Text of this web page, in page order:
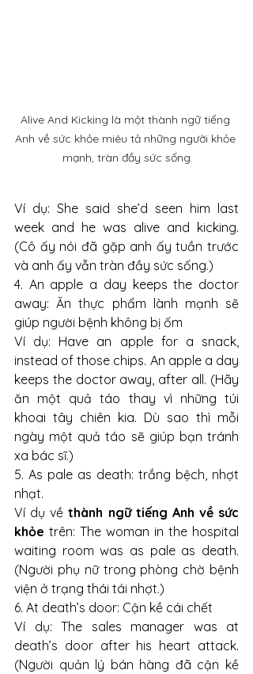
Alive And Kicking là một thành ngữ tiếng
Anh về sức khỏe miêu tả những người khỏe
mạnh, tràn đầy sức sống
Ví dụ: She said she’d seen him last
week and he was alive and kicking.
(Cô ấy nói đã gặp anh ấy tuần trước
và anh ấy vẫn tràn đầy sức sống.)
4. An apple a day keeps the doctor
away: Ăn thực phẩm lành mạnh sẽ
giúp người bệnh không bị ốm
Ví dụ: Have an apple for a snack,
instead of those chips. An apple a day
keeps the doctor away, after all. (Hãy
ăn một quả táo thay vì những túi
khoai tây chiên kia. Dù sao thì mỗi
ngày một quả táo sẽ giúp bạn tránh
xa bác sĩ.)
5. As pale as death: trắng bệch, nhợt
nhạt.
Ví dụ về thành ngữ tiếng Anh về sức
khỏe trên: The woman in the hospital
waiting room was as pale as death.
(Người phụ nữ trong phòng chờ bệnh
viện ở trạng thái tái nhợt.)
6. At death’s door: Cận kề cái chết
Ví dụ: The sales manager was at
death’s door after his heart attack.
(Người quản lý bán hàng đã cận kề